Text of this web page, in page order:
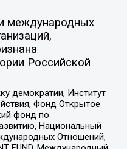
международных
Российской
демократии, Институт
Фонд Открытое
фонд по
Национальный
Отношений,